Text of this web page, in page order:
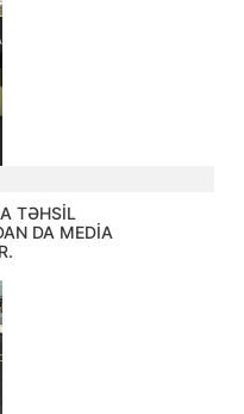
TƏHSİL
DA MEDİA